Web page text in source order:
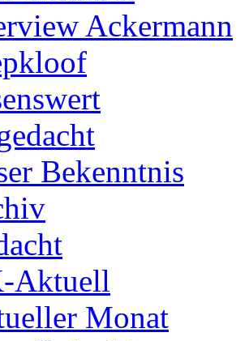
Ackermann
Bekenntnis
Aktuell
Monat